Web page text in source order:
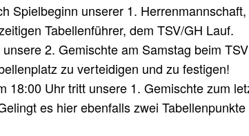
Spielbeginn unserer 1.
Tabellenführer, dem TSV/GH Lauf.
2. Gemischte am Samstag beim
zu verteidigen und zu festigen!
18:00 Uhr tritt unsere 1. Gemischte zum
es hier ebenfalls zwei